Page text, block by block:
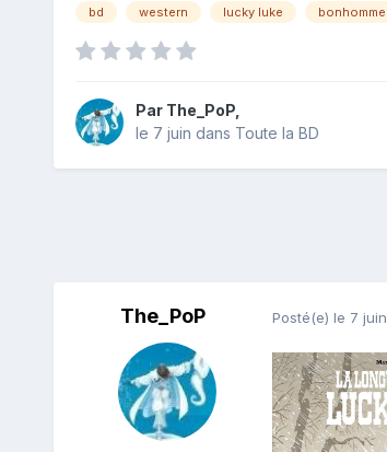
bd western lucky luke bonhomme
Par The_PoP,
le 7 juin dans Toute la BD
The_PoP Posté(e) le 7 juin